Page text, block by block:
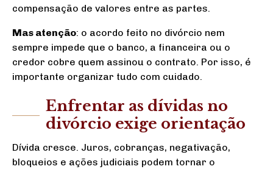
compensação de valores entre as partes.
Mas atenção: o acordo feito no divórcio nem
sempre impede que o banco, a financeira ou o
credor cobre quem assinou o contrato. Por isso, é
importante organizar tudo com cuidado.
Enfrentar as dívidas no
divórcio exige orientação
Dívida cresce. Juros, cobranças, negativação,
bloqueios e ações judiciais podem tornar o